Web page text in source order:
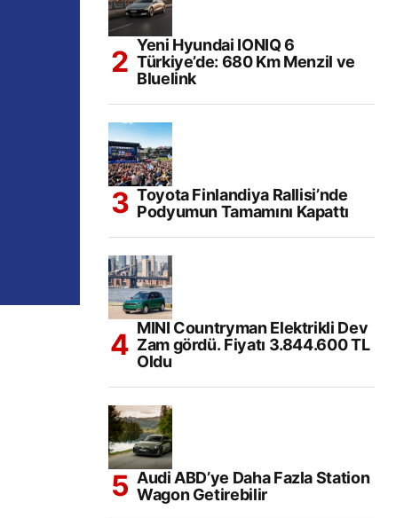
Yeni Hyundai IONIQ 6
Türkiye’de: 680 Km Menzil ve
Bluelink
Toyota Finlandiya Rallisi’nde
Podyumun Tamamını Kapattı
MINI Countryman Elektrikli Dev
Zam gördü. Fiyatı 3.844.600 TL
Oldu
Audi ABD’ye Daha Fazla Station
Wagon Getirebilir